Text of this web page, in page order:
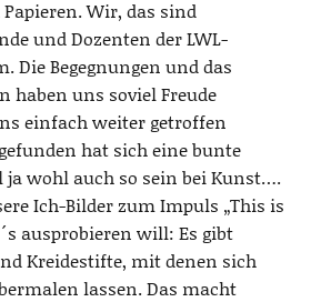
Wir, das sind
und Dozenten der LWL-
Die Begegnungen und das
haben uns soviel Freude
einfach weiter getroffen
hat sich eine bunte
ja wohl auch so sein bei Kunst….
Ich-Bilder zum Impuls „This is
ausprobieren will: Es gibt
Kreidestifte, mit denen sich
lassen. Das macht